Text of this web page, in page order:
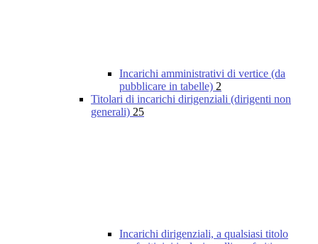
Incarichi amministrativi di vertice (da
pubblicare in tabelle) 2
Titolari di incarichi dirigenziali (dirigenti non
generali) 25
Incarichi dirigenziali, a qualsiasi titolo